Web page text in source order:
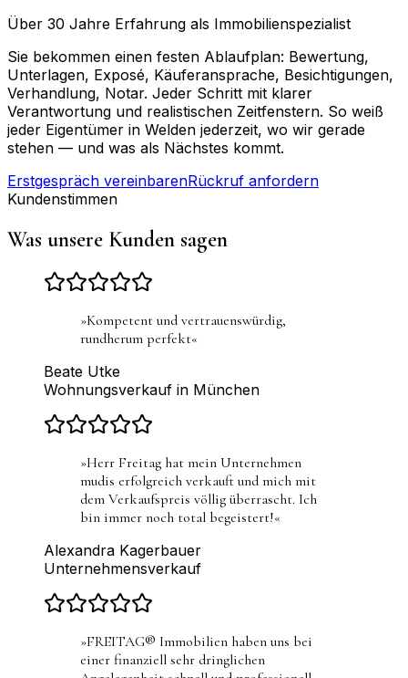
Über 30 Jahre Erfahrung als Immobilienspezialist
Sie bekommen einen festen Ablaufplan: Bewertung,
Unterlagen, Exposé, Käuferansprache, Besichtigungen,
Verhandlung, Notar. Jeder Schritt mit klarer
Verantwortung und realistischen Zeitfenstern. So weiß
jeder Eigentümer in Welden jederzeit, wo wir gerade
stehen — und was als Nächstes kommt.
Erstgespräch vereinbarenRückruf anfordern
Kundenstimmen
Was unsere Kunden sagen
»Kompetent und vertrauenswürdig,
rundherum perfekt«
Beate Utke
Wohnungsverkauf in München
»Herr Freitag hat mein Unternehmen
mudis erfolgreich verkauft und mich mit
dem Verkaufspreis völlig überrascht. Ich
bin immer noch total begeistert!«
Alexandra Kagerbauer
Unternehmensverkauf
»FREITAG® Immobilien haben uns bei
einer finanziell sehr dringlichen